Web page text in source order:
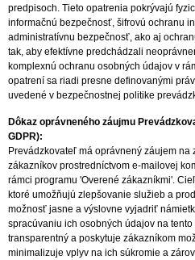
predpisoch. Tieto opatrenia pokrývajú
informačnú bezpečnosť, šifrovú ochranu
administratívnu bezpečnosť, ako aj
tak, aby efektívne predchádzali
komplexnú ochranu osobných údajov v
opatrení sa riadi presne definovanými
uvedené v bezpečnostnej politike
Dôkaz oprávneného záujmu
GDPR):
Prevádzkovateľ má oprávnený záujem
zákazníkov prostredníctvom e-mailovej
rámci programu 'Overené zákazníkmi'.
ktoré umožňujú zlepšovanie služieb a
možnosť jasne a výslovne vyjadriť
spracúvaniu ich osobných údajov na
transparentný a poskytuje zákazníkom
minimalizuje vplyv na ich súkromie a